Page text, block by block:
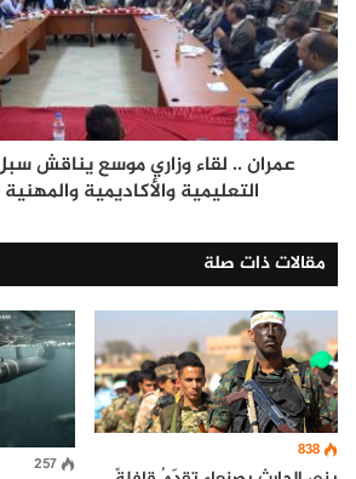
عمران .. لقاء وزاري موسع يناقش
التعليمية والأكاديمية
مقالات ذات صلة
838
257